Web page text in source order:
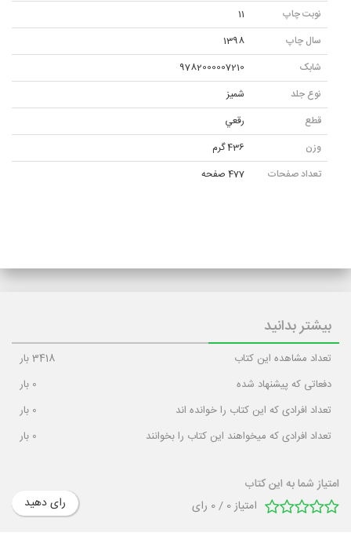
نوبت چاپ
11
سال چاپ
1398
شابک
9782000007210
نوع جلد
شميز
قطع
رقعي
وزن
436 گرم
تعداد صفحات
477 صفحه
بیشتر بدانید
تعداد مشاهده این کتاب 3418بار
دفعاتی که پیشنهاد شده
0 بار
تعداد افرادی که این کتاب را خوانده اند
0 بار
تعداد افرادی که میخواهند این کتاب را بخوانند
0 بار
امتیاز شما به این کتاب
امتیاز0
/
0 رای رای دهید